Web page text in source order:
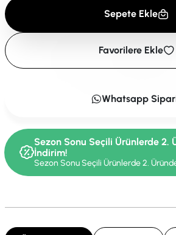
Sepete Ekle
Favorilere Ekle
Whatsapp
Sezon Sonu Seçili Ürünlerde 2.
İndirim!
Sezon Sonu Seçili Ürünlerde 2.